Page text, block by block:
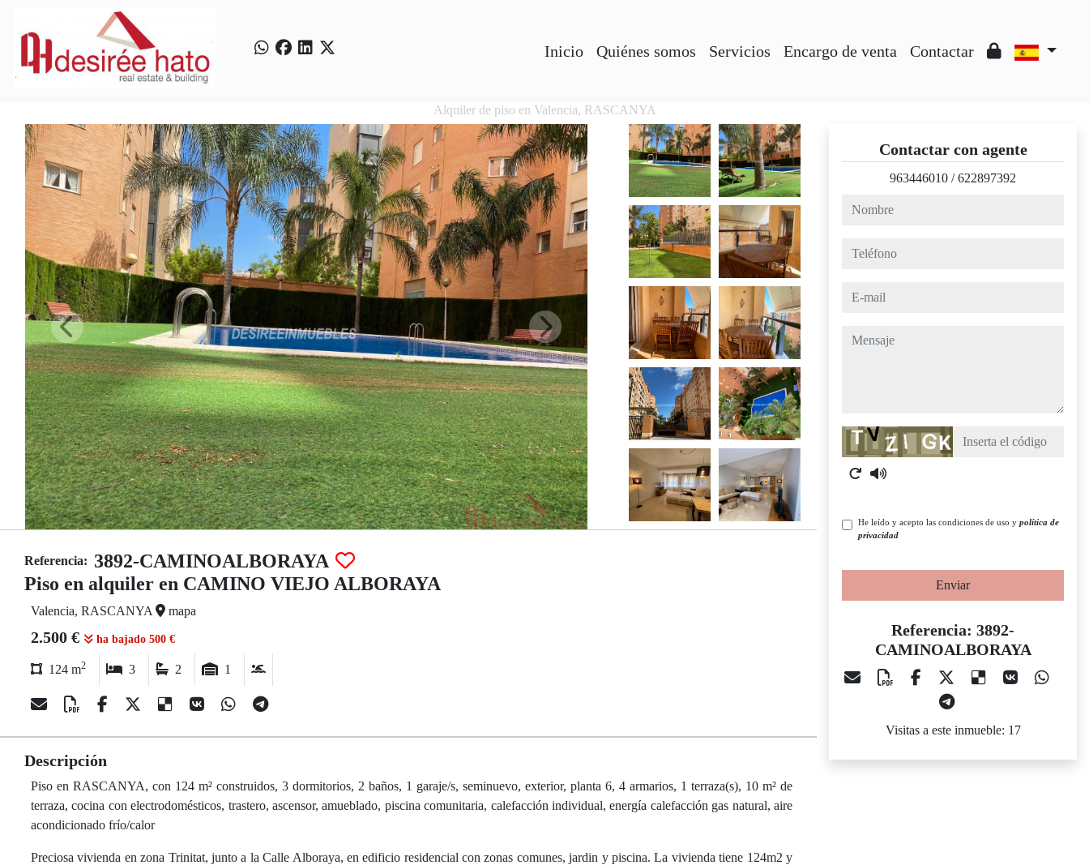
Inicio Quiénes somos Servicios Encargo de venta Contactar
Alquiler de piso en Valencia, RASCANYA
Referencia: 3892-CAMINOALBORAYA
Piso en alquiler en CAMINO VIEJO ALBORAYA
Valencia, RASCANYA mapa
2.500 € ha bajado 500 €
124 m2 3 2 1
Descripción
Piso en RASCANYA, con 124 m² construidos, 3 dormitorios, 2 baños, 1 garaje/s, seminuevo, exterior, planta 6, 4 armarios, 1 terraza(s), 10 m² de
terraza, cocina con electrodomésticos, trastero, ascensor, amueblado, piscina comunitaria, calefacción individual, energía calefacción gas natural, aire
acondicionado frío/calor
Preciosa vivienda en zona Trinitat, junto a la Calle Alboraya, en edificio residencial con zonas comunes, jardin y piscina. La vivienda tiene 124m2 y
Contactar con agente
963446010 /622897392
nombre
teléfono
e-mail
mensaje
Captcha
He leído y acepto las condiciones de uso y política de
privacidad
Enviar
Referencia: 3892-
CAMINOALBORAYA
Visitas a este inmueble: 17